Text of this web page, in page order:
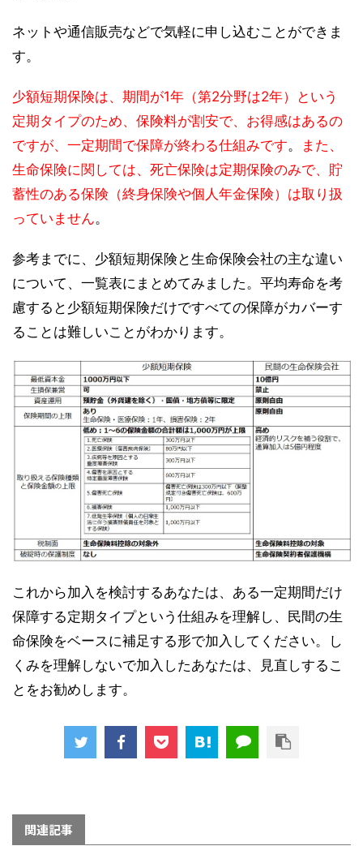
ネットや通信販売などで気軽に申し込むことができま
す。
少額短期保険は、期間が1年（第2分野は2年）という
定期タイプのため、保険料が割安で、お得感はあるの
ですが、一定期間で保障が終わる仕組みです。
また、
生命保険に関しては、死亡保険は定期保険のみで、貯
蓄性のある保険（終身保険や個人年金保険）は取り扱
っていません。
参考までに、少額短期保険と生命保険会社の主な違い
について、一覧表にまとめてみました。平均寿命を考
慮すると少額短期保険だけですべての保障がカバーす
ることは難しいことがわかります。
これから加入を検討するあなたは、ある一定期間だけ
保障する定期タイプという仕組みを理解し、民間の生
命保険をベースに補足する形で加入してください。し
くみを理解しないで加入したあなたは、見直しするこ
とをお勧めします。
関連記事